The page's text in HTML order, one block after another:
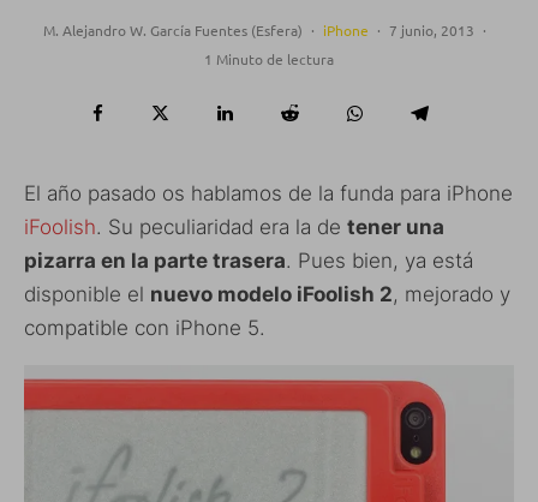
M. Alejandro W. García Fuentes (Esfera) · iPhone · 7 junio, 2013 ·
1 Minuto de lectura
El año pasado os hablamos de la funda para iPhone
iFoolish. Su peculiaridad era la de tener una
pizarra en la parte trasera. Pues bien, ya está
disponible el nuevo modelo iFoolish 2, mejorado y
compatible con iPhone 5.